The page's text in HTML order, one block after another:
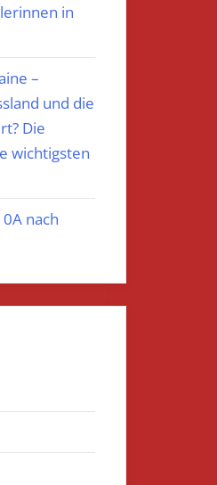
in
–
und die
Die
wichtigsten
nach